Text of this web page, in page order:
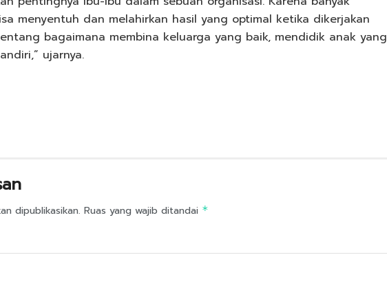
menyentuh dan melahirkan hasil yang optimal ketika dikerjakan
bagaimana membina keluarga yang baik, mendidik anak yang
ujarnya.
dipublikasikan. Ruas yang wajib ditandai *